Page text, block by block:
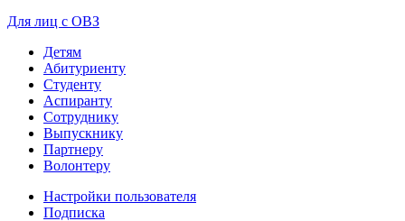
Для лиц с ОВЗ
Детям
Абитуриенту
Студенту
Аспиранту
Сотруднику
Выпускнику
Партнеру
Волонтеру
Настройки пользователя
Подписка